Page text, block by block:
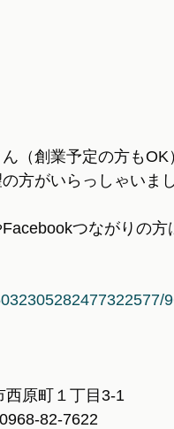
（創業予定の方も
方がいらっしゃいま
つながりの方
西原町１丁目3-1
82-7622